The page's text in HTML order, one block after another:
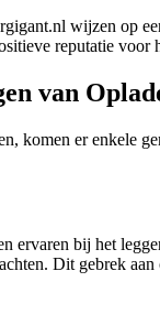
wijzen
reputatie voor
van
komen er enkele
ervaren bij het
Dit gebrek